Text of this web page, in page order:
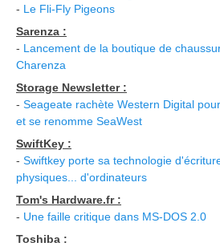
- Le Fli-Fly Pigeons
Sarenza :
- Lancement de la boutique de
Charenza
Storage Newsletter :
- Seageate rachète Western Digital
et se renomme SeaWest
SwiftKey :
- Swiftkey porte sa technologie
physiques... d'ordinateurs
Tom's Hardware.fr :
- Une faille critique dans MS-DOS 2.0
Toshiba :